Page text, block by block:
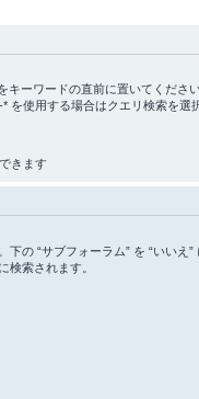
キーワードの直前に置いてくださ
を使用する場合はクエリ検索を選
きます
の “サブフォーラム” を “いいえ”
検索されます。